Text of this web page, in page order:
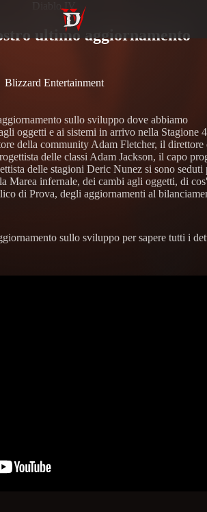
Diablo IV
ultimo aggiornamento
Blizzard Entertainment
sullo sviluppo dove abbiamo
oggetti e ai sistemi in arrivo nella Stagione
della community Adam Fletcher, il direttore
delle classi Adam Jackson, il capo
delle stagioni Deric Nunez si sono seduti
Marea infernale, dei cambi agli oggetti, di
di Prova, degli aggiornamenti al
sullo sviluppo per sapere tutti i